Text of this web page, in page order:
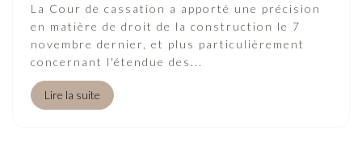
La Cour de cassation a apporté une précision
en matière de droit de la construction le 7
novembre dernier, et plus particulièrement
concernant l'étendue des...
Lire la suite